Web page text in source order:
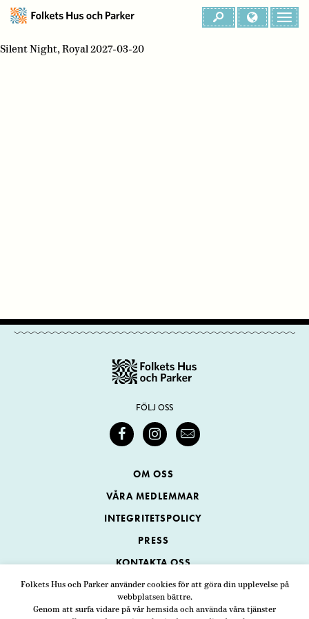
Folkets Hus och Parker använder cookies för att göra din upplevelse på
webbplatsen bättre.
Genom att surfa vidare på vår hemsida och använda våra tjänster
Silent Night, Royal 2027-03-20
FÖLJ OSS
OM OSS
VÅRA MEDLEMMAR
INTEGRITETSPOLICY
PRESS
KONTAKTA OSS
Folkets Hus och Parker